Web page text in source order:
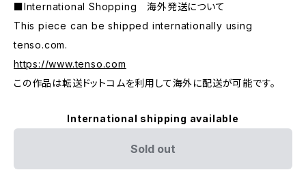
■International Shopping 海外発送について
This piece can be shipped internationally using
tenso.com.
https://www.tenso.com
この作品は転送ドットコムを利用して海外に配送が可能です。
International shipping available
Sold out